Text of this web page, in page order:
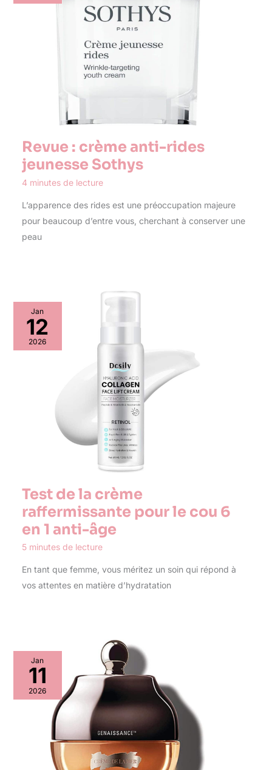
Revue : crème anti-rides
jeunesse Sothys
4 minutes de lecture
L’apparence des rides est une préoccupation majeure
pour beaucoup d’entre vous, cherchant à conserver une
peau
Jan
12
2026
Test de la crème
raffermissante pour le cou 6
en 1 anti-âge
5 minutes de lecture
En tant que femme, vous méritez un soin qui répond à
vos attentes en matière d’hydratation
Jan
11
2026